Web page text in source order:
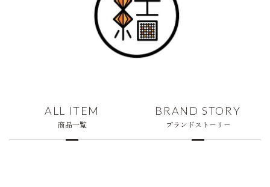
ALL ITEM
商品一覧
BRAND STORY
ブランドストーリー